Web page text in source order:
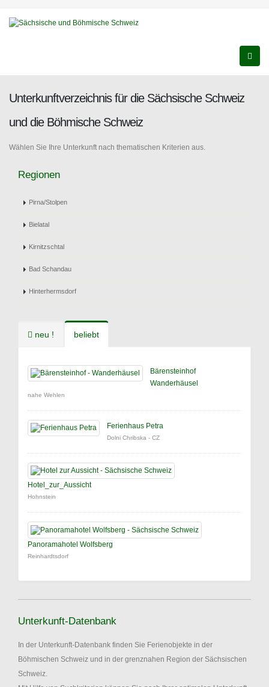
Unterkunftverzeichnis für die Sächsische Schweiz
und die Böhmische Schweiz
Wählen Sie Ihre Unterkunft nach thematischen Kriterien aus.
Regionen
Pirna/Stolpen
Bielatal
Kirnitzschtal
Bad Schandau
Hinterhermsdorf
neu ! beliebt
Bärensteinhof
Wanderhäusel
nahe Wehlen
Ferienhaus Petra
Dolni Chribska - CZ
Hotel_zur_Aussicht
Hohnstein
Panoramahotel Wolfsberg
Reinhardtsdorf
Unterkunft-Datenbank
In der Unterkunft-Datenbank finden Sie Ferienobjekte in der
Böhmischen Schweiz und in der grenznahen Region der Sächsischen
Schweiz.